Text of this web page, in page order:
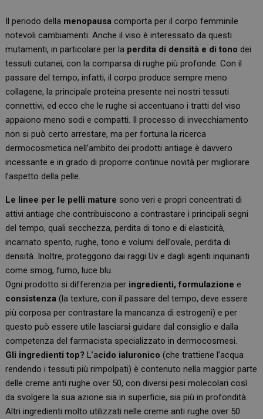
Il periodo della menopausa comporta per il corpo femminile
notevoli cambiamenti. Anche il viso è interessato da questi
mutamenti, in particolare per la perdita di densità e di tono dei
tessuti cutanei, con la comparsa di rughe più profonde. Con il
passare del tempo, infatti, il corpo produce sempre meno
collagene, la principale proteina presente nei nostri tessuti
connettivi, ed ecco che le rughe si accentuano i tratti del viso
appaiono meno sodi e compatti. Il processo di invecchiamento
non si può certo arrestare, ma per fortuna la ricerca
dermocosmetica nell’ambito dei prodotti antiage è davvero
incessante e in grado di proporre continue novità per migliorare
l’aspetto della pelle.
Le linee per le pelli mature sono veri e propri concentrati di
attivi antiage che contribuiscono a contrastare i principali segni
del tempo, quali secchezza, perdita di tono e di elasticità,
incarnato spento, rughe, tono e volumi dell’ovale, perdita di
densità. Inoltre, proteggono dai raggi Uv e dagli agenti inquinanti
come smog, fumo, luce blu.
Ogni prodotto si differenzia per ingredienti, formulazione e
consistenza (la texture, con il passare del tempo, deve essere
più corposa per contrastare la mancanza di estrogeni) e per
questo può essere utile lasciarsi guidare dal consiglio e dalla
competenza del farmacista specializzato in dermocosmesi.
Gli ingredienti top? L’acido ialuronico (che trattiene l’acqua
rendendo i tessuti più rimpolpati) è contenuto nella maggior parte
delle creme anti rughe over 50, con diversi pesi molecolari così
da svolgere la sua azione sia in superficie, sia più in profondità.
Altri ingredienti molto utilizzati nelle creme anti rughe over 50